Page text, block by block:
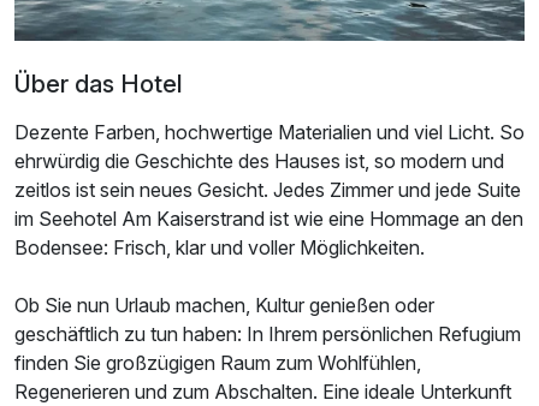
Ausstattung
Für 6 Tage p.P. ab859,00 €
Über das Hotel
Dezente Farben, hochwertige Materialien und viel Licht. So
ehrwürdig die Geschichte des Hauses ist, so modern und
zeitlos ist sein neues Gesicht. Jedes Zimmer und jede Suite
im Seehotel Am Kaiserstrand ist wie eine Hommage an den
Bodensee: Frisch, klar und voller Möglichkeiten.
Ob Sie nun Urlaub machen, Kultur genießen oder
geschäftlich zu tun haben: In Ihrem persönlichen Refugium
finden Sie großzügigen Raum zum Wohlfühlen,
Regenerieren und zum Abschalten. Eine ideale Unterkunft